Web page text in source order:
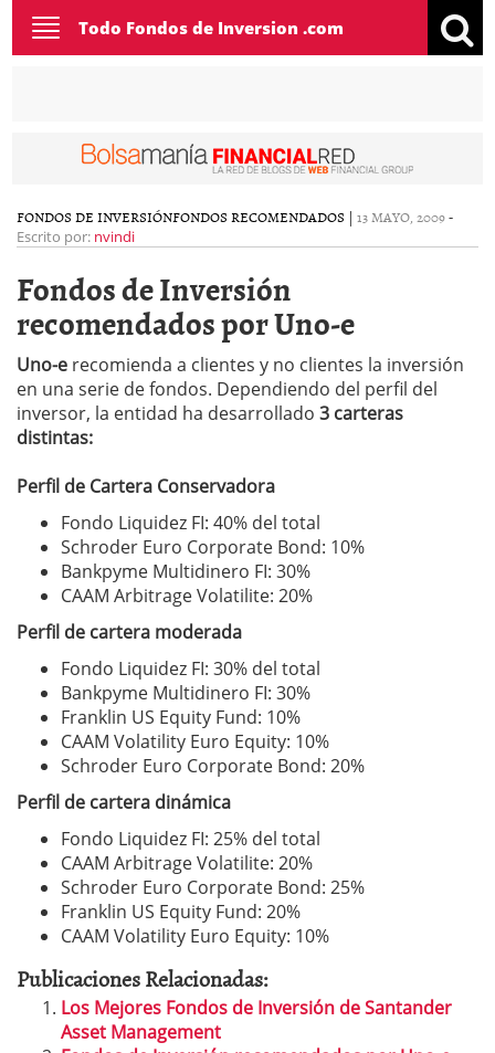
Toggle
navigation
Todo Fondos de Inversion .com
FONDOS DE INVERSIÓNFONDOS RECOMENDADOS | 13 MAYO, 2009-
Escrito por: nvindi
Fondos de Inversión
recomendados por Uno-e
Uno-e recomienda a clientes y no clientes la inversión
en una serie de fondos. Dependiendo del perfil del
inversor, la entidad ha desarrollado 3 carteras
distintas:
Perfil de Cartera Conservadora
Fondo Liquidez FI: 40% del total
Schroder Euro Corporate Bond: 10%
Bankpyme Multidinero FI: 30%
CAAM Arbitrage Volatilite: 20%
Perfil de cartera moderada
Fondo Liquidez FI: 30% del total
Bankpyme Multidinero FI: 30%
Franklin US Equity Fund: 10%
CAAM Volatility Euro Equity: 10%
Schroder Euro Corporate Bond: 20%
Perfil de cartera dinámica
Fondo Liquidez FI: 25% del total
CAAM Arbitrage Volatilite: 20%
Schroder Euro Corporate Bond: 25%
Franklin US Equity Fund: 20%
CAAM Volatility Euro Equity: 10%
Publicaciones Relacionadas:
Los Mejores Fondos de Inversión de Santander
Asset Management